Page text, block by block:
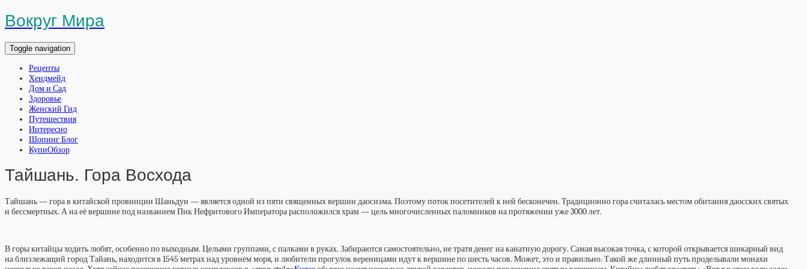
Вокруг Мира
Toggle navigation
Рецепты
Хендмейд
Дом и Сад
Здоровье
Женский Гид
Путешествия
Интересно
Шопинг Блог
КупиОбзор
Тайшань. Гора Восхода
Тайшань — гора в китайской провинции Шаньдун — является одной из пяти священных вершин даосизма. Поэтому поток посетителей к ней бесконечен. Традиционно гора считалась местом обитания даосских святых
и бессмертных. А на её вершине под названием Пик Нефритового Императора расположился храм — цель многочисленных паломников на протяжении уже 3000 лет.
В горы китайцы ходить любят, особенно по выходным. Целыми группами, с палками в руках. Забираются самостоятельно, не тратя денег на канатную дорогу. Самая высокая точка, с которой открывается шикарный вид
на близлежащий город Тайань, находится в 1545 метрах над уровнем моря, и любители прогулок вереницами идут к вершине по шесть часов. Может, это и правильно. Такой же длинный путь проделывали монахи